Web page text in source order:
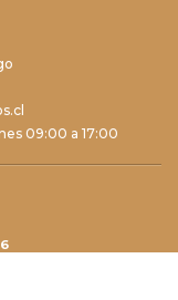
09:00 a 17:00